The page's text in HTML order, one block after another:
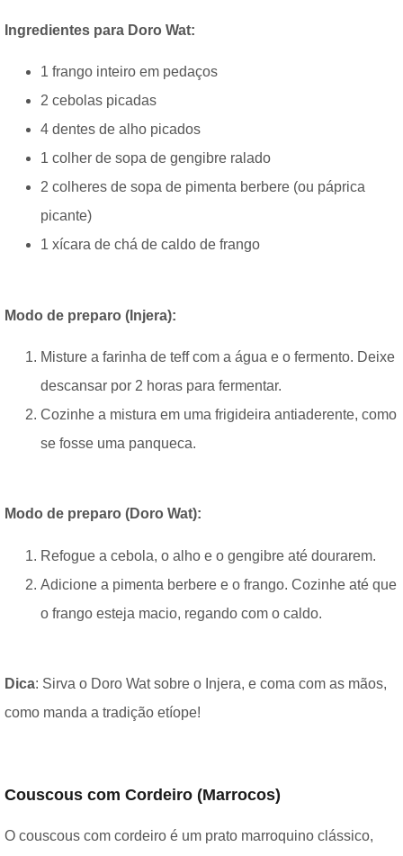
Ingredientes para Doro Wat:
1 frango inteiro em pedaços
2 cebolas picadas
4 dentes de alho picados
1 colher de sopa de gengibre ralado
2 colheres de sopa de pimenta berbere (ou páprica
picante)
1 xícara de chá de caldo de frango
Modo de preparo (Injera):
Misture a farinha de teff com a água e o fermento. Deixe
descansar por 2 horas para fermentar.
Cozinhe a mistura em uma frigideira antiaderente, como
se fosse uma panqueca.
Modo de preparo (Doro Wat):
Refogue a cebola, o alho e o gengibre até dourarem.
Adicione a pimenta berbere e o frango. Cozinhe até que
o frango esteja macio, regando com o caldo.
Dica: Sirva o Doro Wat sobre o Injera, e coma com as mãos,
como manda a tradição etíope!
Couscous com Cordeiro (Marrocos)
O couscous com cordeiro é um prato marroquino clássico,